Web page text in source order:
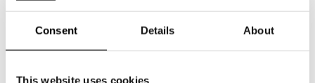
Consent Details About
This website uses cookies
Pelle Svanslös